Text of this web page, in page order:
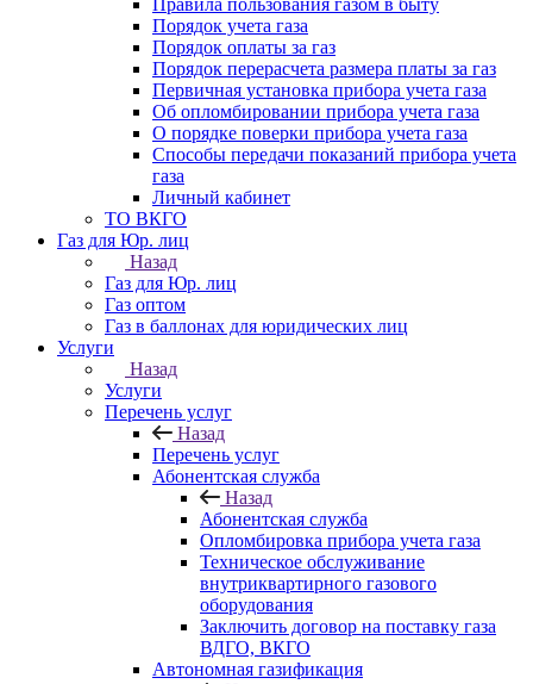
Правила пользования газом в быту
Порядок учета газа
Порядок оплаты за газ
Порядок перерасчета размера платы за газ
Первичная установка прибора учета газа
Об опломбировании прибора учета газа
О порядке поверки прибора учета газа
Способы передачи показаний прибора учета
газа
Личный кабинет
ТО ВКГО
Газ для Юр. лиц
Назад
Газ для Юр. лиц
Газ оптом
Газ в баллонах для юридических лиц
Услуги
Назад
Услуги
Перечень услуг
Назад
Перечень услуг
Абонентская служба
Назад
Абонентская служба
Опломбировка прибора учета газа
Техническое обслуживание
внутриквартирного газового
оборудования
Заключить договор на поставку газа
ВДГО, ВКГО
Автономная газификация